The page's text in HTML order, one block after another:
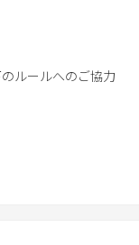
ルールへのご協力
より可能）